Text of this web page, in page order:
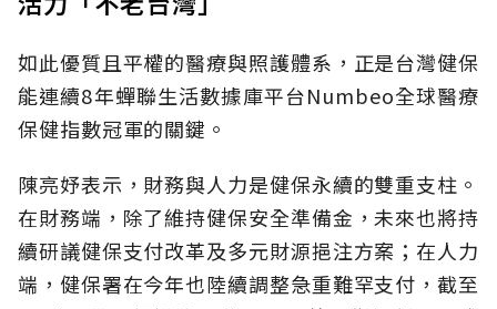
如此優質且平權的醫療與照護體系，正是台灣健保
能連續8年蟬聯生活數據庫平台Numbeo全球醫療
保健指數冠軍的關鍵。
陳亮妤表示，財務與人力是健保永續的雙重支柱。
在財務端，除了維持健保安全準備金，未來也將持
續研議健保支付改革及多元財源挹注方案；在人力
端，健保署在今年也陸續調整急重難罕支付，截至